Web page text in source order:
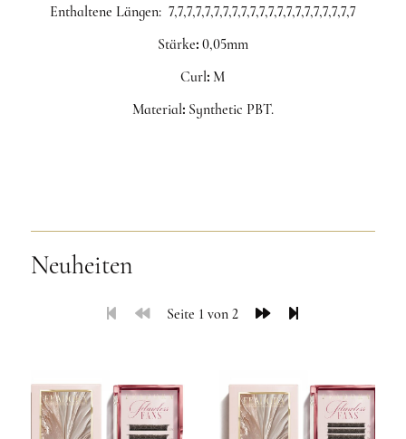
Enthaltene Längen: 7,7,7,7,7,7,7,7,7,7,7,7,7,7,7,7,7,7,7,7,7
Stärke:0,05mm
Curl: M
Material:Synthetic PBT.
Neuheiten
Seite 1 von 2